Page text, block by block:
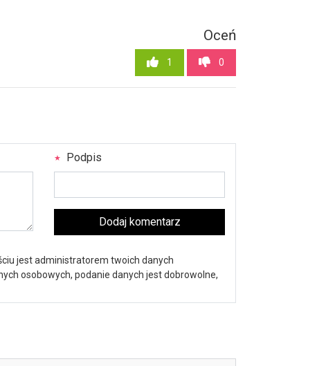
Oceń
1 0
Podpis
Dodaj komentarz
jest administratorem twoich danych
osobowych, podanie danych jest dobrowolne,